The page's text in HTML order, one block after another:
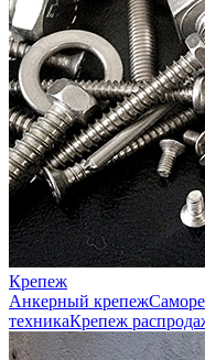
Крепеж
Анкерный крепеж
техникаКрепеж